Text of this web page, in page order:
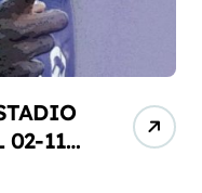
02-11-